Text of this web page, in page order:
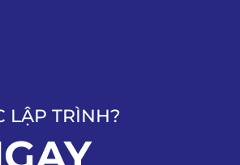
LẬP TRÌNH?